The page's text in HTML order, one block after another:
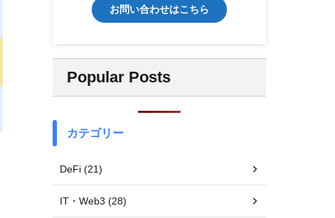
お問い合わせはこちら
Popular Posts
カテゴリー
DeFi (21)
IT・Web3 (28)